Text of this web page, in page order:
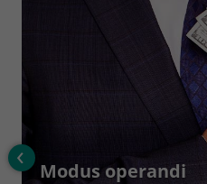
Modus operandi
‹